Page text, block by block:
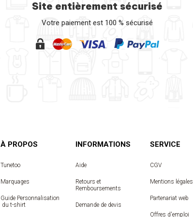
Site entièrement sécurisé
Votre paiement est 100 % sécurisé
À PROPOS
Tunetoo
Marquages
Guide Personnalisation
du t-shirt
INFORMATIONS
Aide
Retours et
Remboursements
Demande de devis
SERVICE
CGV
Mentions légales
Partenariat web
Offres d'emploi